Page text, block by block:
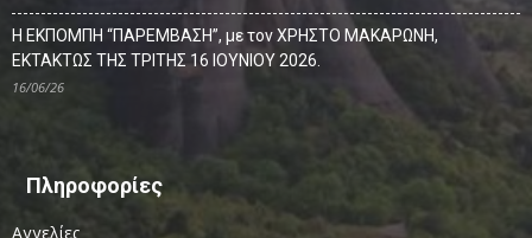
Η ΕΚΠΟΜΠΗ “ΠΑΡΕΜΒΑΣΗ”, με τον ΧΡΗΣΤΟ ΜΑΚΑΡΩΝΗ,
ΕΚΤΑΚΤΩΣ ΤΗΣ ΤΡΙΤΗΣ 16 ΙΟΥΝΙΟΥ 2026.
16/06/26
Πληροφορίες
Αγγελίες